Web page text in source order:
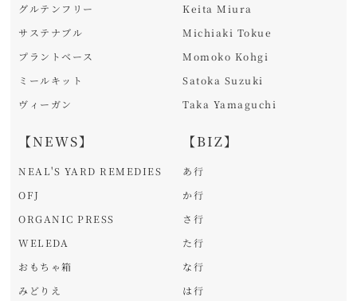
グルテンフリー
サステナブル
プラントベース
ミールキット
ヴィーガン
【NEWS】
NEAL'S YARD REMEDIES
OFJ
ORGANIC PRESS
WELEDA
おもちゃ箱
みどりえ
Keita Miura
Michiaki Tokue
Momoko Kohgi
Satoka Suzuki
Taka Yamaguchi
【BIZ】
あ行
か行
さ行
た行
な行
は行